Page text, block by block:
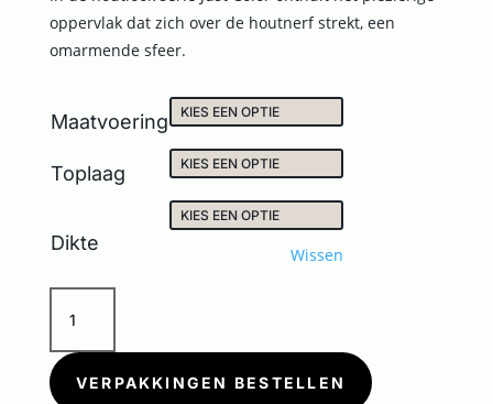
oppervlak dat zich over de houtnerf strekt, een
omarmende sfeer.
Maatvoering
Toplaag
Dikte
Wissen
COLOR
BROWN
aantalVERPAKKINGEN BESTELLEN